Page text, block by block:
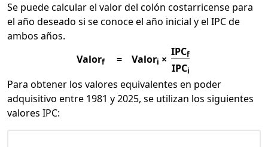
Se puede calcular el valor del colón costarricense para
el año deseado si se conoce el año inicial y el IPC de
ambos años.
Valorf = Valori ×
IPCf
IPCi
Para obtener los valores equivalentes en poder
adquisitivo entre 1981 y 2025, se utilizan los siguientes
valores IPC: